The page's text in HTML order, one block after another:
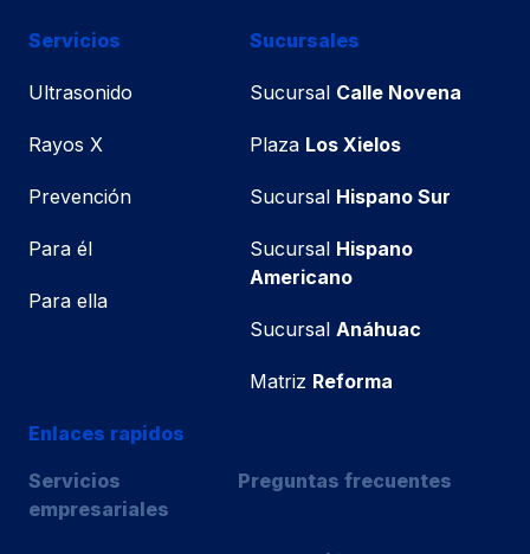
Servicios
Ultrasonido
Rayos X
Prevención
Para él
Para ella
Sucursales
Sucursal Calle Novena
Plaza Los Xielos
Sucursal Hispano Sur
Sucursal Hispano
Americano
Sucursal Anáhuac
Matriz Reforma
Enlaces rapidos
Servicios
empresariales
Preguntas frecuentes